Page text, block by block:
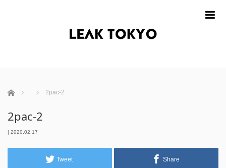
ホーム 2pac-2
2pac-2
| 2020.02.17
Tweet Share